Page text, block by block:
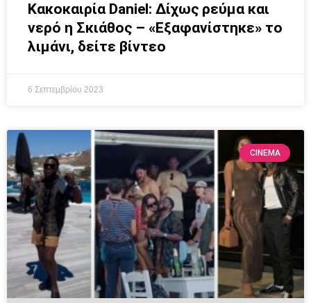
Κακοκαιρία Daniel: Δίχως ρεύμα και
νερό η Σκιάθος – «Εξαφανίστηκε» το
λιμάνι, δείτε βίντεο
6 Σεπτεμβρίου 2023
CINEMA